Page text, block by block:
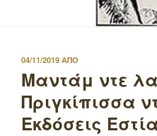
ΔΗΜΟΣΙΕΥΤΗΚΕ
ΣΤΙΣ
04/11/2019 ΑΠΟ
Μαντάμ ντε
Πριγκίπισσα
Εκδόσεις Εστία